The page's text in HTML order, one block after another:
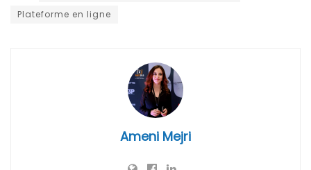
Plateforme en ligne
Ameni Mejri